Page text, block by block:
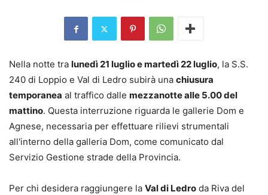
Nella notte tra lunedì 21 luglio e martedì 22 luglio, la S.S.
240 di Loppio e Val di Ledro subirà una chiusura
temporanea al traffico dalle mezzanotte alle 5.00 del
mattino. Questa interruzione riguarda le gallerie Dom e
Agnese, necessaria per effettuare rilievi strumentali
all'interno della galleria Dom, come comunicato dal
Servizio Gestione strade della Provincia.
Per chi desidera raggiungere la Val di Ledro da Riva del